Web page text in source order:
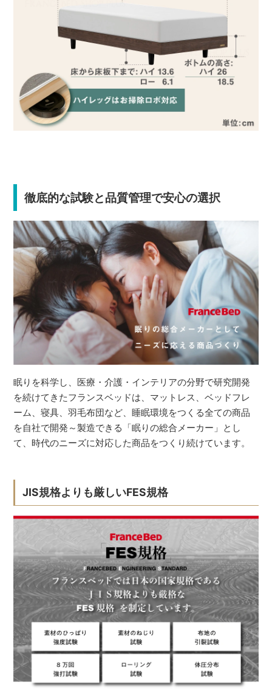
徹底的な試験と品質管理で安心の選択
眠りを科学し、医療・介護・インテリアの分野で研究開発
を続けてきたフランスベッドは、マットレス、ベッドフレ
ーム、寝具、羽毛布団など、睡眠環境をつくる全ての商品
を自社で開発～製造できる「眠りの総合メーカー」とし
て、時代のニーズに対応した商品をつくり続けています。
JIS規格よりも厳しいFES規格